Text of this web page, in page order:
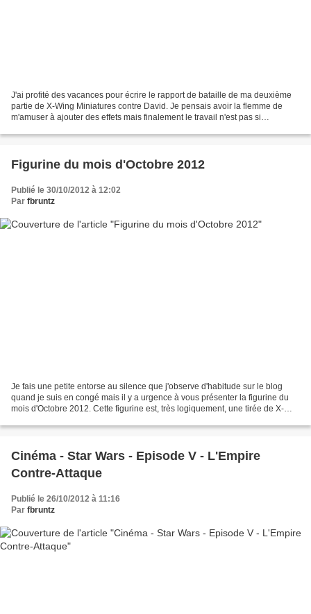
J'ai profité des vacances pour écrire le rapport de bataille de ma deuxième
partie de X-Wing Miniatures contre David. Je pensais avoir la flemme de
m'amuser à ajouter des effets mais finalement le travail n'est pas si
Figurine du mois d'Octobre 2012
Publié le 30/10/2012 à 12:02
Par fbruntz
Je fais une petite entorse au silence que j'observe d'habitude sur le blog
quand je suis en congé mais il y a urgence à vous présenter la figurine du
mois d'Octobre 2012. Cette figurine est, très logiquement, une tirée de X-
Cinéma - Star Wars - Episode V - L'Empire
Contre-Attaque
Publié le 26/10/2012 à 11:16
Par fbruntz